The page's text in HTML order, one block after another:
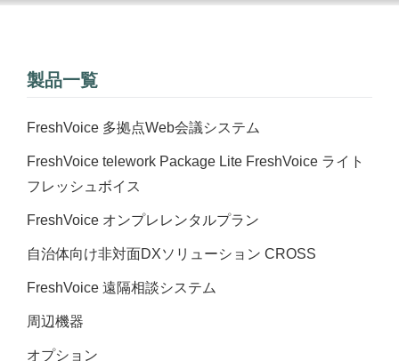
製品一覧
FreshVoice 多拠点Web会議システム
FreshVoice telework Package Lite FreshVoice ライト
フレッシュボイス
FreshVoice オンプレレンタルプラン
自治体向け非対面DXソリューション CROSS
FreshVoice 遠隔相談システム
周辺機器
オプション